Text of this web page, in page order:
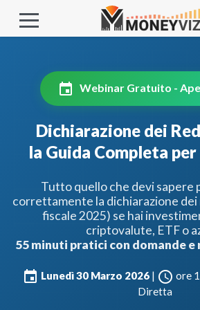
event Webinar Gratuito -
Dichiarazione dei
la Guida Completa
Tutto quello che devi sapere
correttamente la dichiarazione
fiscale 2025) se hai
criptovalute, ETF o
55 minuti pratici con domande
event Lunedì 30 Marzo 2026| schedule ore
Diretta
Fiscangelo AI
Fiscangelo